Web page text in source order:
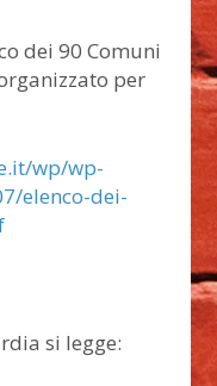
dei 90 Comuni
per
wp/wp-
elenco-dei-
si legge: